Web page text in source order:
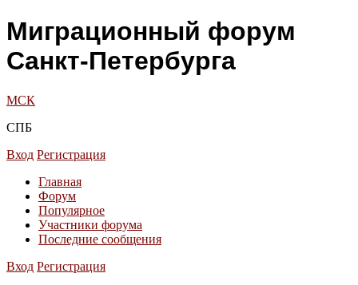
Миграционный форум
Санкт-Петербурга
МСК
СПБ
Вход Регистрация
Главная
Форум
Популярное
Участники форума
Последние сообщения
Вход Регистрация